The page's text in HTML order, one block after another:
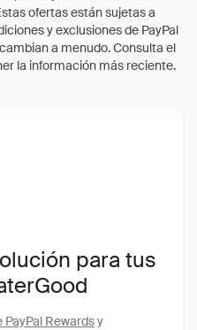
para tus
Rewardsy